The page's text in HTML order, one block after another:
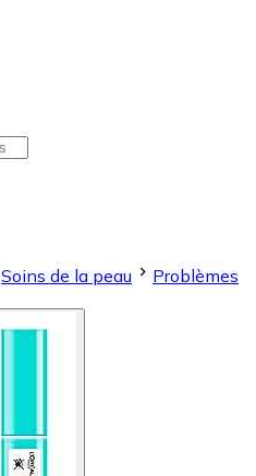
Soins de la peau
Problèmes